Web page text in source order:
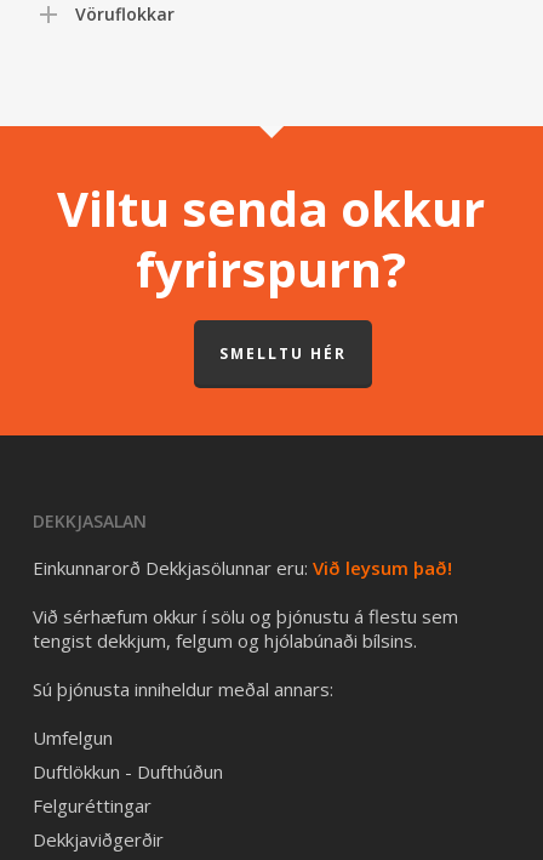
Vöruflokkar
Viltu senda okkur
fyrirspurn?
SMELLTU HÉR
DEKKJASALAN
Einkunnarorð Dekkjasölunnar eru: Við leysum það!
Við sérhæfum okkur í sölu og þjónustu á flestu sem
tengist dekkjum, felgum og hjólabúnaði bílsins.
Sú þjónusta inniheldur meðal annars:
Umfelgun
Duftlökkun - Dufthúðun
Felguréttingar
Dekkjaviðgerðir